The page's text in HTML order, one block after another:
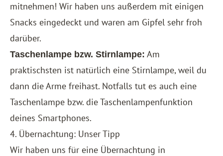
mitnehmen! Wir haben uns außerdem mit einigen
Snacks eingedeckt und waren am Gipfel sehr froh
darüber.
Taschenlampe bzw. Stirnlampe: Am
praktischsten ist natürlich eine Stirnlampe, weil du
dann die Arme freihast. Notfalls tut es auch eine
Taschenlampe bzw. die Taschenlampenfunktion
deines Smartphones.
4. Übernachtung: Unser Tipp
Wir haben uns für eine Übernachtung in